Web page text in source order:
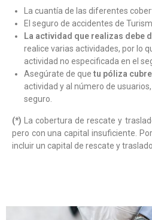
La cuantía de las diferentes
El seguro de accidentes de
La actividad que realizas debe
realice varias actividades, por lo
actividad no especificada en el
Asegúrate de que tu póliza
actividad y al número de
seguro.
(*)
La cobertura de rescate y
pero con una capital insuficiente.
incluir un capital de rescate y